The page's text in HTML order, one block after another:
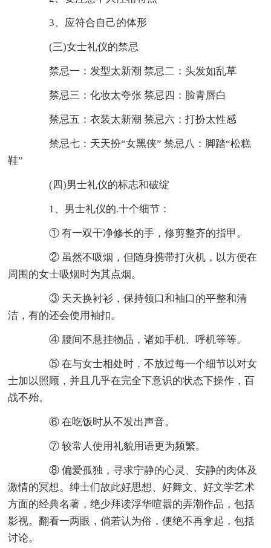
3、应符合自己的体形
(三)女士礼仪的禁忌
禁忌一：发型太新潮 禁忌二：头发如乱草
禁忌三：化妆太夸张 禁忌四：脸青唇白
禁忌五：衣装太新潮 禁忌六：打扮太性感
禁忌七：天天扮“女黑侠” 禁忌八：脚踏“松糕
鞋”
(四)男士礼仪的标志和破绽
1、男士礼仪的.十个细节：
① 有一双干净修长的手，修剪整齐的指甲。
② 虽然不吸烟，但随身携带打火机，以方便在
周围的女士吸烟时为其点烟。
③ 天天换衬衫，保持领口和袖口的平整和清
洁，有的还会使用袖扣。
④ 腰间不悬挂物品，诸如手机、呼机等等。
⑤ 在与女士相处时，不放过每一个细节以对女
士加以照顾，并且几乎在完全下意识的状态下操作，百
战不殆。
⑥ 在吃饭时从不发出声音。
⑦ 较常人使用礼貌用语更为频繁。
⑧ 偏爱孤独，寻求宁静的心灵、安静的肉体及
激情的冥想。绅士们故此好思想、好舞文、好文学艺术
方面的经典名著，绝少拜读浮华喧嚣的弄潮作品，包括
影视。翻看一两眼，倘若认为俗，便绝不再拿起，包括
讨论。